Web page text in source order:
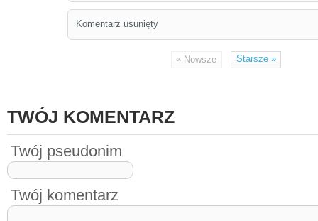
Komentarz usunięty
« Nowsze Starsze»
TWÓJ KOMENTARZ
Twój pseudonim
Twój komentarz